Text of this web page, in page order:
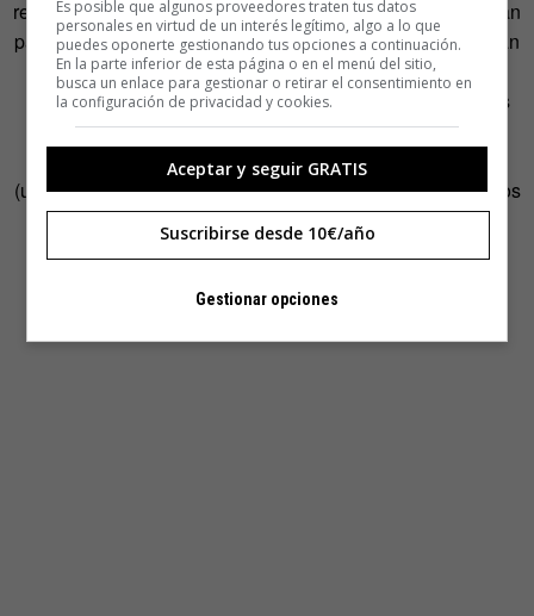
respondido paciente y asépticamente al personaje— forman
parte de una de las secciones de la aplicación, a la que han
llamado Rubiconsultas, junto con otras como Rubitips
(algunas de las principales reglas ortográficas y ejemplos
de uso), Leyendas Rubiurbanas (para desmontar falsos
mitos sobre ciertos usos del lenguaje) y Game of Rubias
(una serie de juegos y animaciones para poner a prueba los
conocimientos del usuario sobre lengua).
Es posible que algunos proveedores traten tus datos
personales en virtud de un interés legítimo, algo a lo que
puedes oponerte gestionando tus opciones a continuación.
En la parte inferior de esta página o en el menú del sitio,
busca un enlace para gestionar o retirar el consentimiento en
la configuración de privacidad y cookies.
Aceptar y seguir GRATIS
Suscribirse desde 10€/año
Gestionar opciones